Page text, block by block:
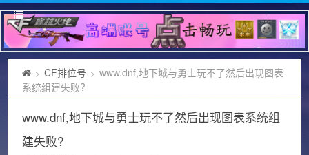
> CF排位号 > www.dnf,地下城与勇士玩不了然后出现图表
系统组建失败?
www.dnf,地下城与勇士玩不了然后出现图表系统组
建失败?